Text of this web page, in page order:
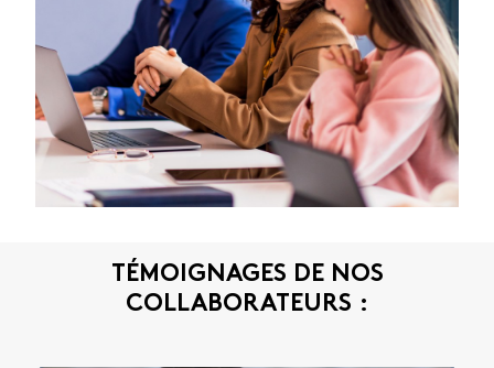
TÉMOIGNAGES DE NOS
COLLABORATEURS :